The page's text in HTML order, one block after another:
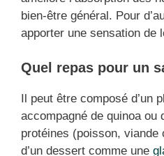
bien-être général. Pour
apporter une sensation de
Quel repas pour un
Il peut être composé d’un
accompagné de quinoa ou
protéines (poisson, viande
d’un dessert comme une